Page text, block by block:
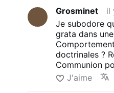
de ce
dans
Saint
pour
de «
Grosminet
il
Je subodore
grata dans
doctrinales ?
Communion
J'aime